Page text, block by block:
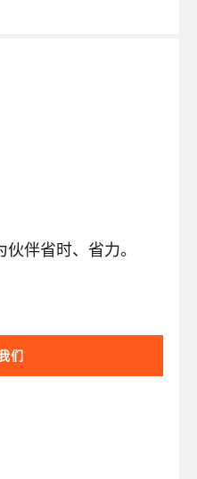
伴省时、省力。
们